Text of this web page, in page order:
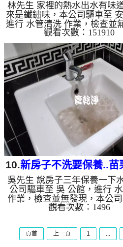
平路 洗水管
林先生 家裡的熱水出水有味
來是鐵鏽味，本公司驅車至
進行 水管清洗 作業，檢查並
本公司裝設 高周波水管清洗
檸檬酸 至水管，等了約15分
管清洗機 ，啟動 螺旋波 模式
管就流出棕色銹水，源源不絕
小時後，出水量變大出水也沒
如是自來水，如水管老化，會
跟泥沙堆積，洗出來的水就
色，地下水含有氧化錳，管壁
黑色管垢，洗出來的水會跟石
黑，有些洗出綠色的水，是因
銅的物質，生鏽產生銅綠，如
水，是...
觀看次數：151910
10.新房子不洗要保養..苗
下浮尾 清洗水管
吳先生 說房子三年保養一下
公司驅車至 吳 公館，進行
作業，檢查並無發現，本公
周波水管清洗機，注入 檸檬
啟動 螺旋波 模式，一洗水管
色泡沫水，突然噴出不少異物
觀看次數：1496
頁首 上一頁 1 ...